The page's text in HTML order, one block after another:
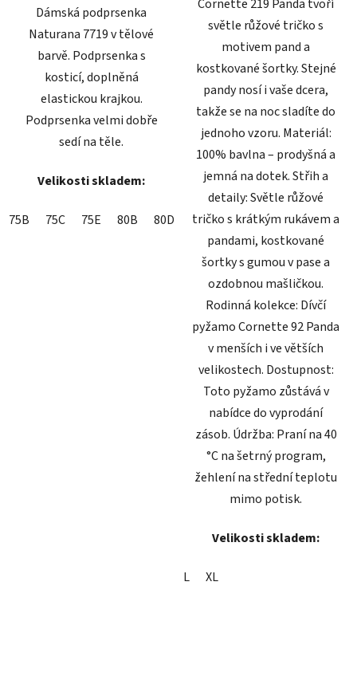
Dámská podprsenka
Naturana 7719 v tělové
barvě. Podprsenka s
kosticí, doplněná
elastickou krajkou.
Podprsenka velmi dobře
sedí na těle.
Velikosti skladem:
75B 75C 75E 80B 80D
Cornette 219 Panda tvoří
světle růžové tričko s
motivem pand a
kostkované šortky. Stejné
pandy nosí i vaše dcera,
takže se na noc sladíte do
jednoho vzoru. Materiál:
100% bavlna – prodyšná a
jemná na dotek. Střih a
detaily: Světle růžové
tričko s krátkým rukávem a
pandami, kostkované
šortky s gumou v pase a
ozdobnou mašličkou.
Rodinná kolekce: Dívčí
pyžamo Cornette 92 Panda
v menších i ve větších
velikostech. Dostupnost:
Toto pyžamo zůstává v
nabídce do vyprodání
zásob. Údržba: Praní na 40
°C na šetrný program,
žehlení na střední teplotu
mimo potisk.
Velikosti skladem:
L XL